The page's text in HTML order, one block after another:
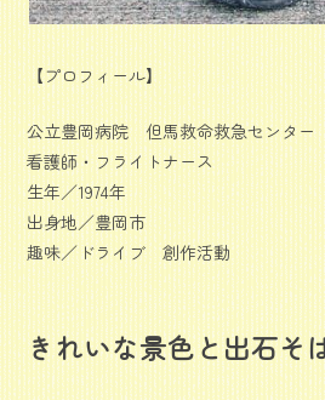
【プロフィール】
公立豊岡病院 但馬救命救急センター
看護師・フライトナース
生年／1974年
出身地／豊岡市
趣味／ドライブ 創作活動
きれいな景色と出石そ